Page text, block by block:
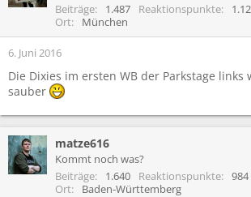
Beiträge
1.487 Reaktionspunkte
Ort
München
6. Juni 2016
Die Dixies im ersten WB der Parkstage links
sauber
matze616
Kommt noch was?
Beiträge
1.640 Reaktionspunkte 984
Ort
Baden-Württemberg